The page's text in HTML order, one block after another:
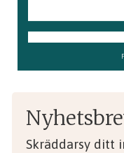
Skräddarsy ditt